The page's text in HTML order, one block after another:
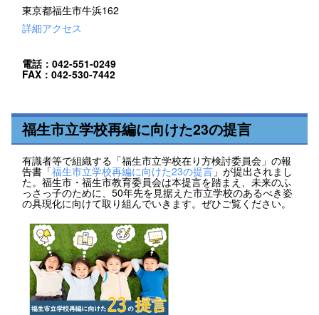
東京都福生市牛浜162
詳細アクセス
電話：042-551-0249
FAX：042-530-7442
福生市立学校再編に向けた23の提言
有識者等で組織する「福生市立学校在り方検討委員会」の報
告書「福生市立学校再編に向けた23の提言」が提出されまし
た。福生市・福生市教育委員会は本提言を踏まえ、未来のふ
っさっ子のために、50年先を見据えた市立学校のあるべき姿
の具現化に向けて取り組んでいきます。ぜひご覧ください。